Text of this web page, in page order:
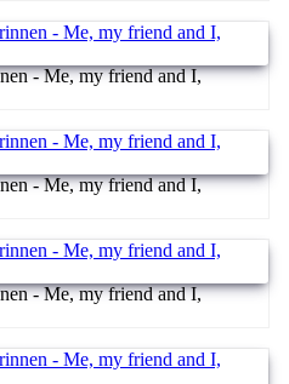
- Me, my friend and I,
- Me, my friend and I,
- Me, my friend and I,